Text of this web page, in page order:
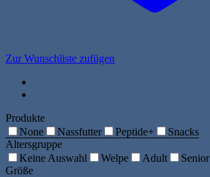
Zur Wunschliste zufügen
Produkte
None
Nassfutter Peptide+
Snacks
Altersgruppe
Keine Auswahl
Welpe Adult
Senior
Größe